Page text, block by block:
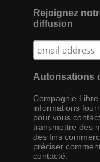
Rejoignez
diffusion
Autorisations
Compagnie
informations
pour vous
transmettre des
des fins
préciser
contacté: